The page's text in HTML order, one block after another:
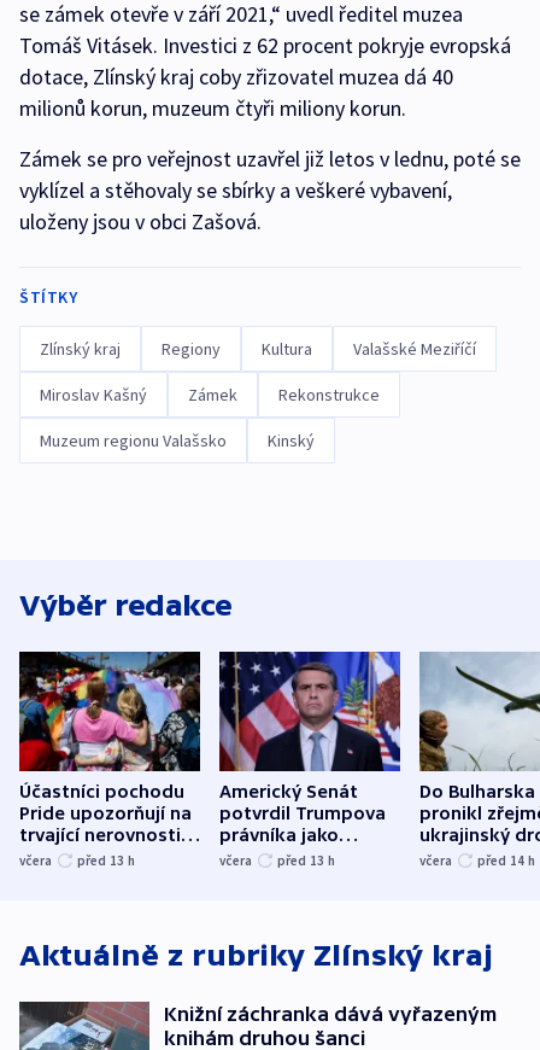
se zámek otevře v září 2021,“ uvedl ředitel muzea
Tomáš Vitásek. Investici z 62 procent pokryje evropská
dotace, Zlínský kraj coby zřizovatel muzea dá 40
milionů korun, muzeum čtyři miliony korun.
Zámek se pro veřejnost uzavřel již letos v lednu, poté se
vyklízel a stěhovaly se sbírky a veškeré vybavení,
uloženy jsou v obci Zašová.
ŠTÍTKY
Zlínský kraj Regiony Kultura Valašské Meziříčí
Miroslav Kašný Zámek Rekonstrukce
Muzeum regionu Valašsko Kinský
Výběr redakce
Účastníci pochodu
Pride upozorňují na
trvající nerovnosti i
společenskou
včera před 13 h
Americký Senát
potvrdil Trumpova
právníka jako
ministra
včera před 13 h
Do Bulharska
pronikl
ukrajinský
explodoval
včera před 14 h
Aktuálně z rubriky Zlínský kraj
Knižní záchranka dává vyřazeným
knihám druhou šanci